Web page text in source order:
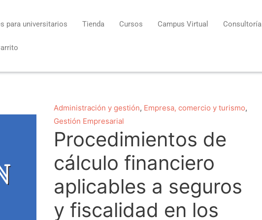
para universitarios Tienda Cursos Campus Virtual Consultoría
Administración y gestión, Empresa, comercio y turismo,
Gestión Empresarial
Procedimientos de
cálculo financiero
aplicables a seguros
y fiscalidad en los
Procedimientos
de
cálculo
financiero
aplicables
seguros
fiscalidad